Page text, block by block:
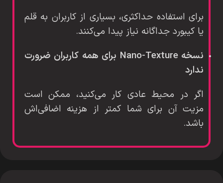
برای استفاده حداکثری، بسیاری از کاربران به قلم
یا کیبورد جداگانه نیاز پیدا می‌کنند.
نسخه Nano-Texture برای همه کاربران ضرورت
ندارد
اگر در محیط عادی کار می‌کنید، ممکن است
مزیت آن برای شما کمتر از هزینه اضافی‌اش
باشد.